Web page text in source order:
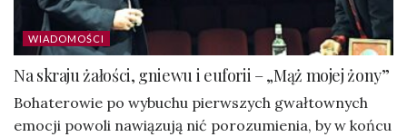
WIADOMOŚCI
Na skraju żałości, gniewu i euforii – „Mąż mojej żony”
Bohaterowie po wybuchu pierwszych gwałtownych
emocji powoli nawiązują nić porozumienia, by w końcu